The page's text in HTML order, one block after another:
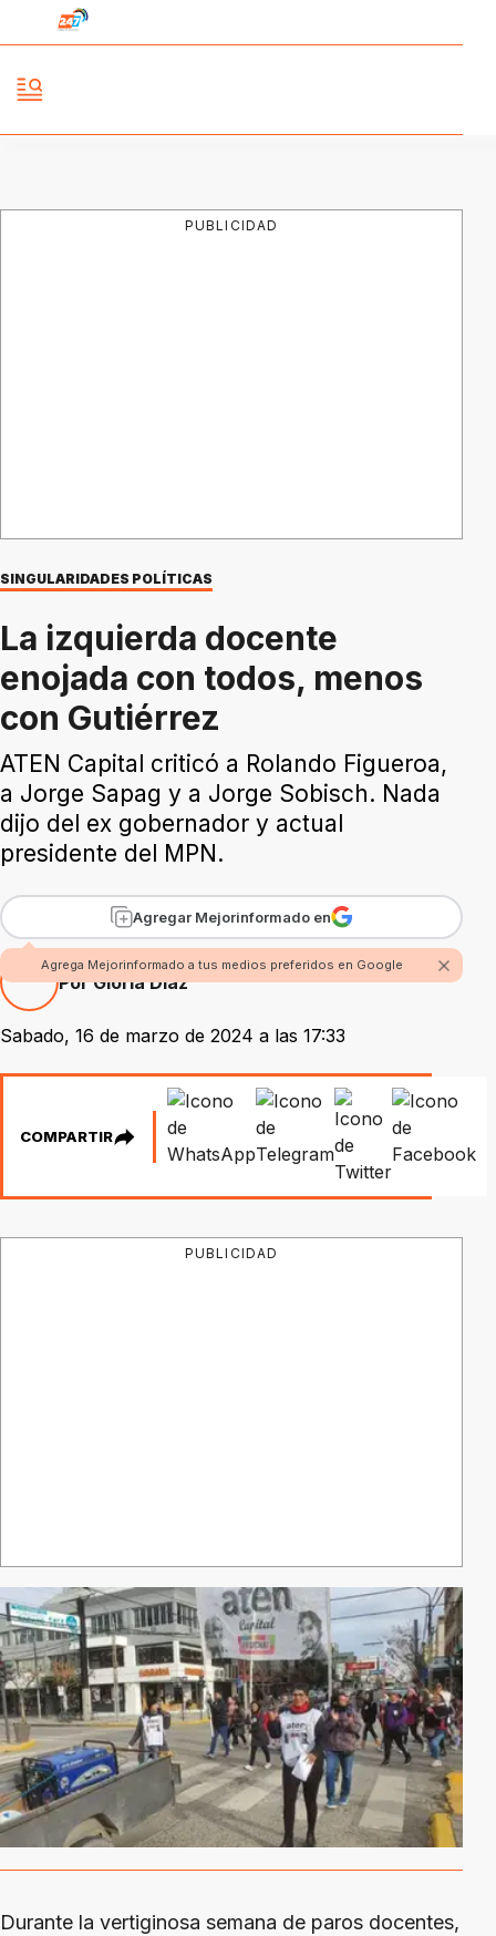
PUBLICIDAD
SINGULARIDADES POLÍTICAS
La izquierda docente
enojada con todos, menos
con Gutiérrez
ATEN Capital criticó a Rolando Figueroa,
a Jorge Sapag y a Jorge Sobisch. Nada
dijo del ex gobernador y actual
presidente del MPN.
Agregar Mejorinformado en
Agrega Mejorinformado a tus medios preferidos en Google
Por Gloria Díaz
Sabado, 16 de marzo de 2024 a las 17:33
COMPARTIR
PUBLICIDAD
Durante la vertiginosa semana de paros docentes,